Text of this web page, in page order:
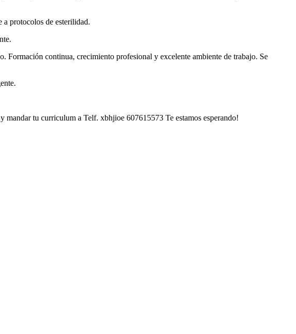
protocolos de esterilidad.
continua, crecimiento profesional y excelente ambiente de trabajo. Se
tu curriculum a Telf. xbhjioe 607615573 Te estamos esperando!